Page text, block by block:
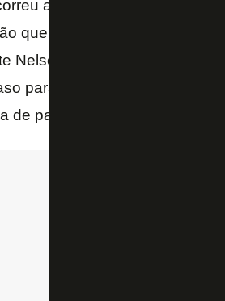
a esse mesmo
que selou o assunto,
Nelson Mufarrej, a verba foi
para obter a Certidão
de patrocínio da Caixa (R$ 10